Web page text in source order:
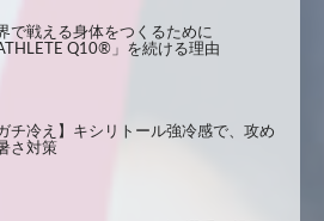
で戦える身体をつくるために
ATHLETE Q10®」を続ける理由
ガチ冷え】キシリトール強冷感で、攻め
さ対策